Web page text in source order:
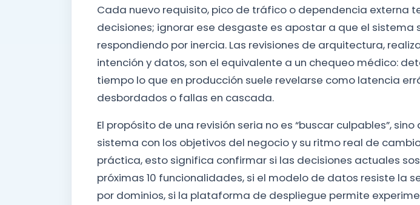
Cada nuevo requisito, pico de tráfico o dependencia externa
decisiones; ignorar ese desgaste es apostar a que el sistema
respondiendo por inercia. Las revisiones de arquitectura,
intención y datos, son el equivalente a un chequeo médico:
tiempo lo que en producción suele revelarse como latencia
desbordados o fallas en cascada.
El propósito de una revisión seria no es “buscar culpables”, sino
sistema con los objetivos del negocio y su ritmo real de
práctica, esto significa confirmar si las decisiones actuales
próximas 10 funcionalidades, si el modelo de datos resiste la
por dominios, si la plataforma de despliegue permite